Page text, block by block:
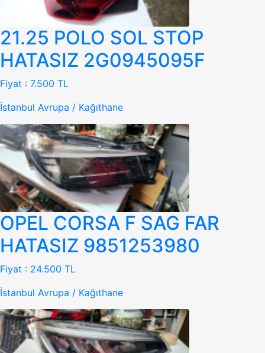
21.25 POLO SOL STOP
HATASIZ 2G0945095F
Fiyat : 7.500 TL
İstanbul Avrupa / Kağıthane
OPEL CORSA F SAG FAR
HATASIZ 9851253980
Fiyat : 24.500 TL
İstanbul Avrupa / Kağıthane